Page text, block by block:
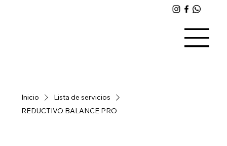
Inicio
Lista de servicios
REDUCTIVO BALANCE PRO